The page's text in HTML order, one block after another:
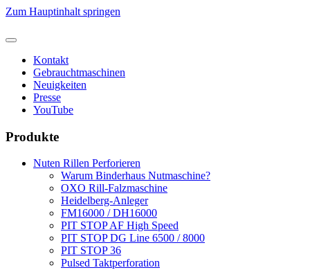
Zum Hauptinhalt springen
Kontakt
Gebrauchtmaschinen
Neuigkeiten
Presse
YouTube
Produkte
Nuten Rillen Perforieren
Warum Binderhaus Nutmaschine?
OXO Rill-Falzmaschine
Heidelberg-Anleger
FM16000 / DH16000
PIT STOP AF High Speed
PIT STOP DG Line 6500 / 8000
PIT STOP 36
Pulsed Taktperforation